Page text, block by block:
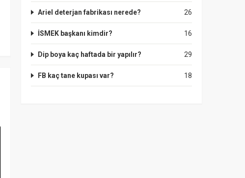
26
Ariel deterjan fabrikası nerede?
16
İSMEK başkanı kimdir?
29
Dip boya kaç haftada bir yapılır?
18
FB kaç tane kupası var?